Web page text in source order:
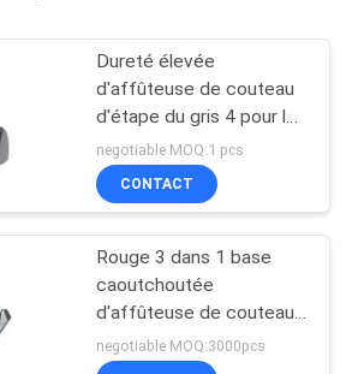
Dureté élevée
d'affûteuse de couteau
d'étape du gris 4 pour les
couteaux asiatiques et
européens
negotiable MOQ:1 pcs
CONTACT
Rouge 3 dans 1 base
caoutchoutée
d'affûteuse de couteau
de poignée pour le
combat découpant, filet
negotiable MOQ:3000pcs